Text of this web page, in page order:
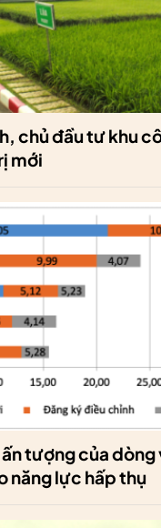
chủ đầu tư khu
mới
tượng của dòng
năng lực hấp thụ